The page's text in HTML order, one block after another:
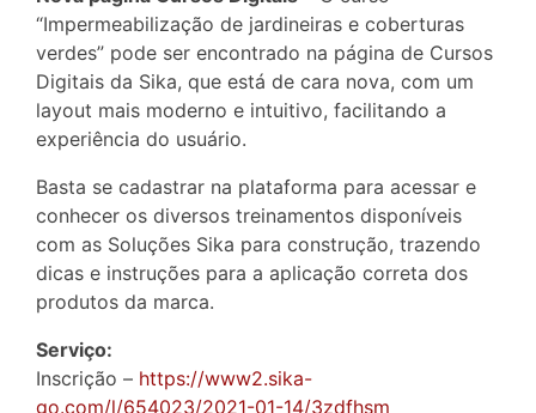
“Impermeabilização de jardineiras e coberturas
verdes” pode ser encontrado na página de Cursos
Digitais da Sika, que está de cara nova, com um
layout mais moderno e intuitivo, facilitando a
experiência do usuário.
Basta se cadastrar na plataforma para acessar e
conhecer os diversos treinamentos disponíveis
com as Soluções Sika para construção, trazendo
dicas e instruções para a aplicação correta dos
produtos da marca.
Serviço:
Inscrição – https://www2.sika-
go.com/l/654023/2021-01-14/3zdfhsm